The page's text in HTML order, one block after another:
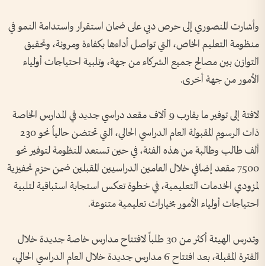
وأشارت المنصوري إلى حرص دبي على ضمان استقرار واستدامة النمو في
منظومة التعليم الخاص، التي تواصل أداءها بكفاءة ومرونة، وتحقيق
التوازن بين مصالح جميع الشركاء من جهة، وتلبية احتياجات أولياء
الأمور من جهة أخرى.
لافتة إلى توفير ما يقارب 9 آلاف مقعد دراسي جديد في المدارس الخاصة
ذات الرسوم المقبولة العام الدراسي الحالي، التي تحتضن حالياً نحو 230
ألف طالب وطالبة من هذه الفئة، في حين تستعد المنظومة لتوفير نحو
7500 مقعد إضافي خلال العامين الدراسيين المقبلين ضمن حزم تحفيزية
لمزودي الخدمات التعليمية، في خطوة تعكس استجابة استباقية لتلبية
احتياجات أولياء الأمور بخيارات تعليمية متنوعة.
وتدرس الهيئة أكثر من 30 طلباً لافتتاح مدارس خاصة جديدة خلال
الفترة المقبلة، بعد افتتاح 6 مدارس جديدة خلال العام الدراسي الحالي،